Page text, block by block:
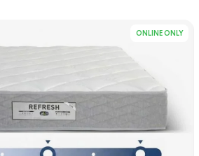
ONLINE ONLY
צפייה